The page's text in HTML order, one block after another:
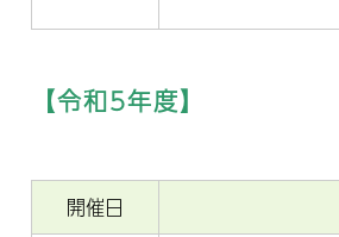
【令和5年度】
開催日